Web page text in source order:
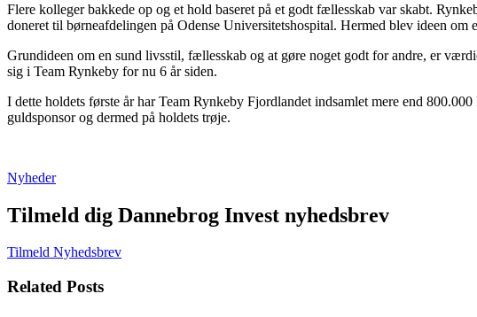
Flere kolleger bakkede op og et hold baseret på et godt fællesskab var skabt.
doneret til børneafdelingen på Odense Universitetshospital. Hermed blev ideen om
Grundideen om en sund livsstil, fællesskab og at gøre noget godt for andre, er
sig i Team Rynkeby for nu 6 år siden.
I dette holdets første år har Team Rynkeby Fjordlandet indsamlet mere end
guldsponsor og dermed på holdets trøje.
Nyheder
Tilmeld dig Dannebrog Invest nyhedsbrev
Tilmeld Nyhedsbrev
Related Posts